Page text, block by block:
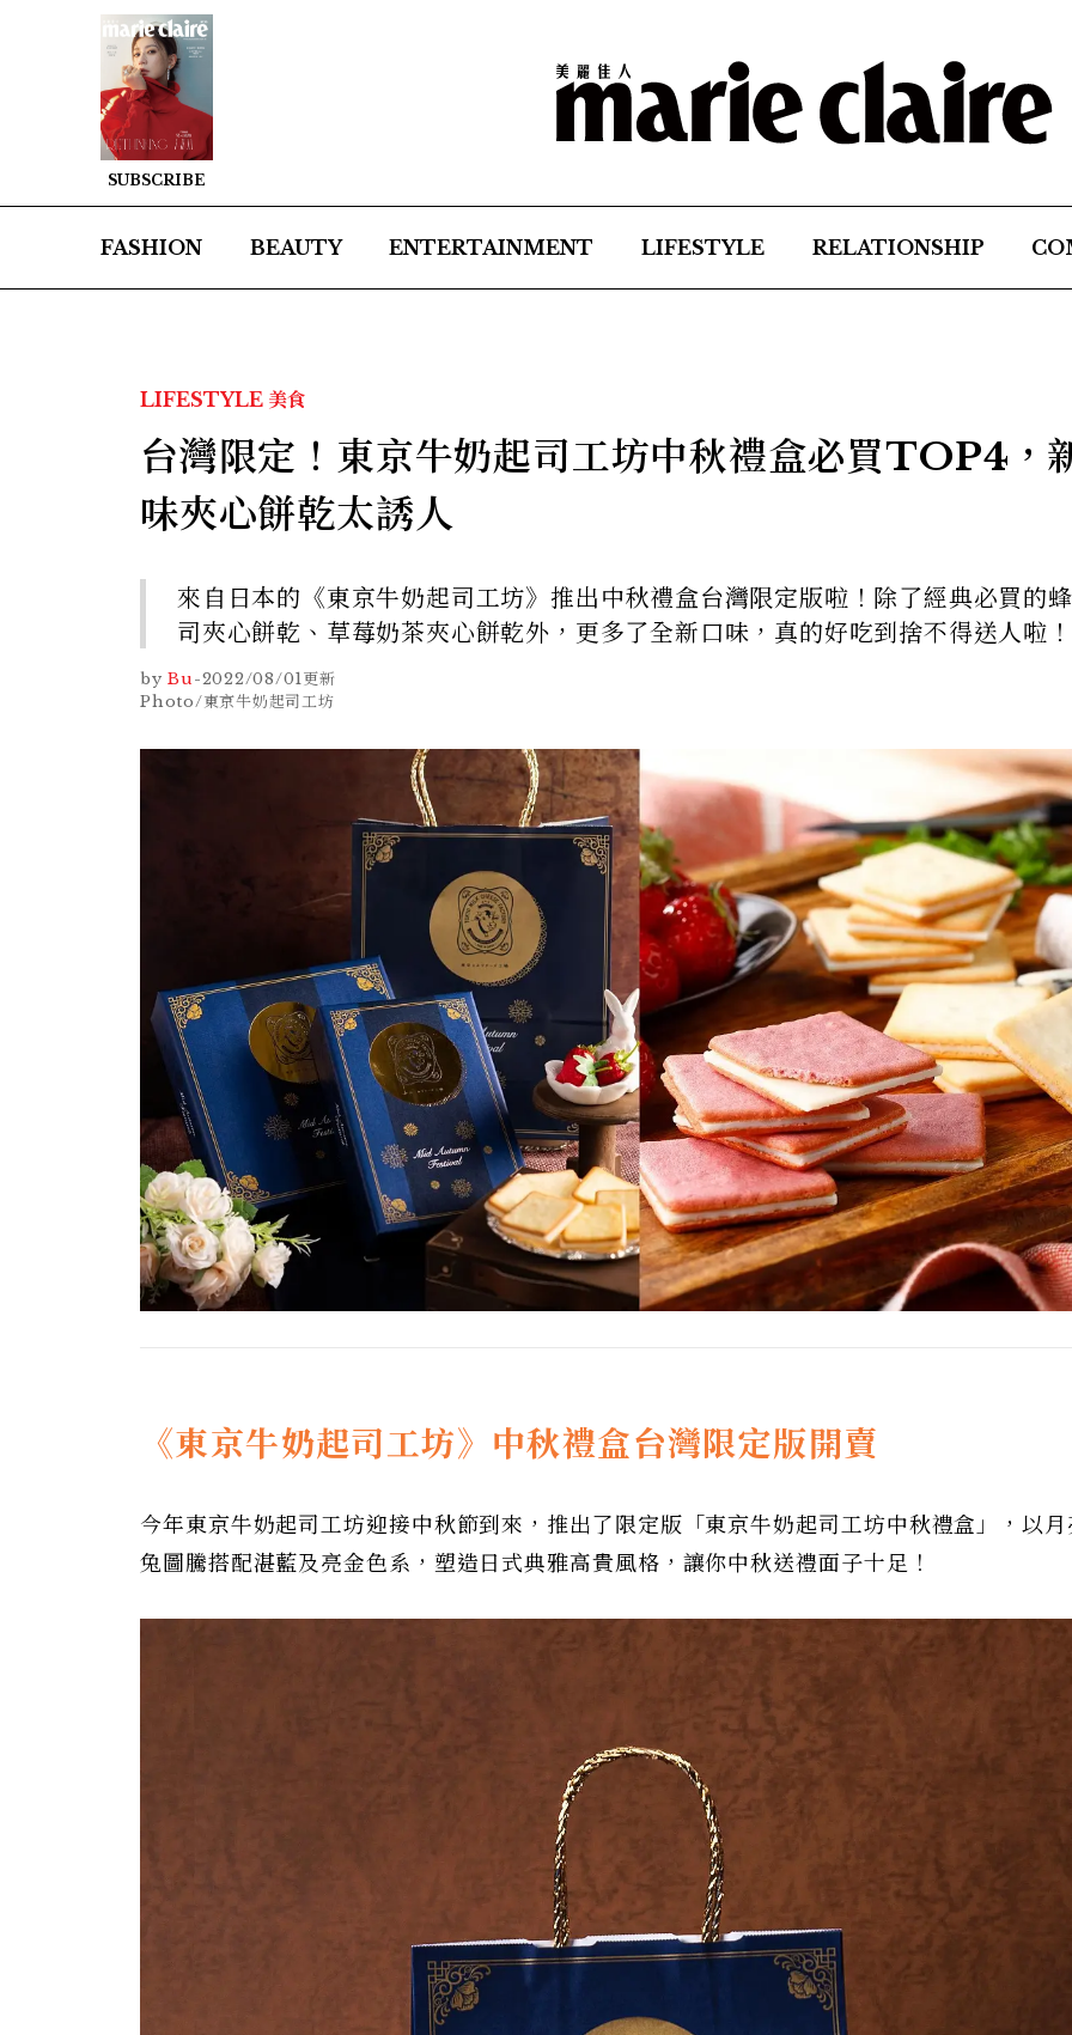
SUBSCRIBE
FASHION BEAUTY ENTERTAINMENT LIFESTYLE RELATIONSHIP
LIFESTYLE 美食
台灣限定！東京牛奶起司工坊中秋禮盒必買TOP4，
味夾心餅乾太誘人
來自日本的《東京牛奶起司工坊》推出中秋禮盒台灣限定版啦！除了經典必買的
司夾心餅乾、草莓奶茶夾心餅乾外，更多了全新口味，真的好吃到捨不得送人啦！
by Bu-2022/08/01更新
Photo/東京牛奶起司工坊
《東京牛奶起司工坊》中秋禮盒台灣限定版開賣
今年東京牛奶起司工坊迎接中秋節到來，推出了限定版「東京牛奶起司工坊中秋禮盒」，以
兔圖騰搭配湛藍及亮金色系，塑造日式典雅高貴風格，讓你中秋送禮面子十足！